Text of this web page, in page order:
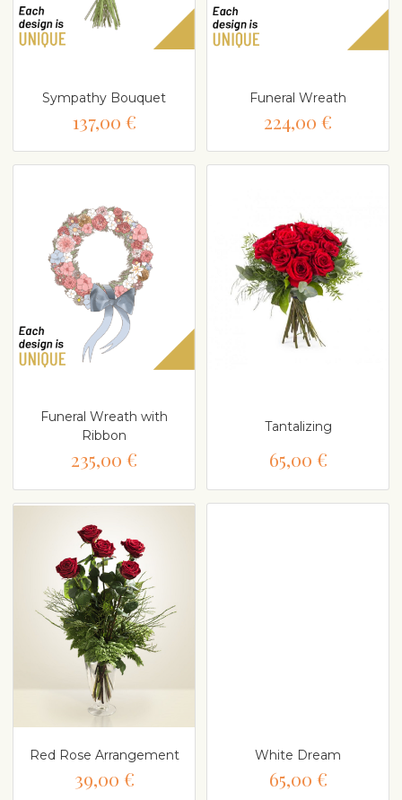
Sympathy Bouquet
137,00 €
Funeral Wreath
224,00 €
Funeral Wreath with
Ribbon
235,00 €
Tantalizing
65,00 €
Red Rose Arrangement
39,00 €
White Dream
65,00 €